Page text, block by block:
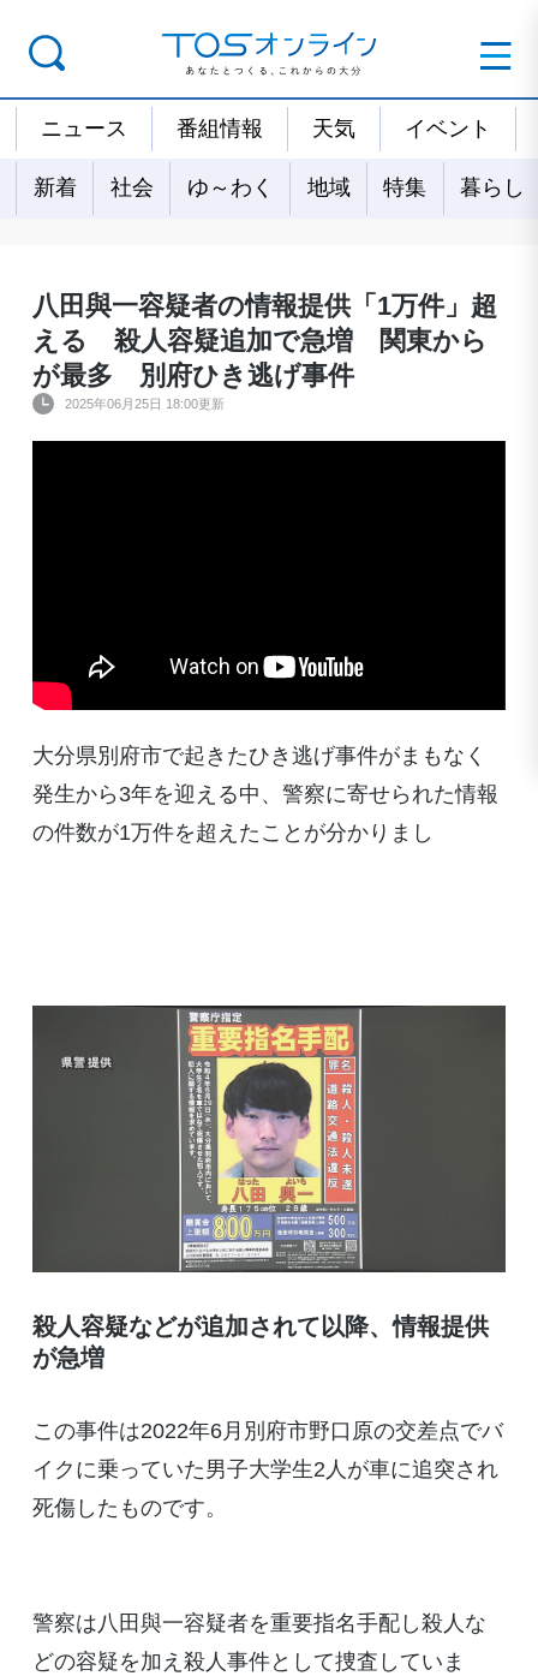
ニュース 番組情報 天気 イベント
新着 社会 ゆ～わく 地域 特集 暮らし
八田與一容疑者の情報提供「1万件」超
える 殺人容疑追加で急増 関東から
が最多 別府ひき逃げ事件
2025年06月25日 18:00更新
大分県別府市で起きたひき逃げ事件がまもなく
発生から3年を迎える中、警察に寄せられた情報
の件数が1万件を超えたことが分かりまし
殺人容疑などが追加されて以降、情報提供
が急増
この事件は2022年6月別府市野口原の交差点でバ
イクに乗っていた男子大学生2人が車に追突され
死傷したものです。
警察は八田與一容疑者を重要指名手配し殺人な
どの容疑を加え殺人事件として捜査していま